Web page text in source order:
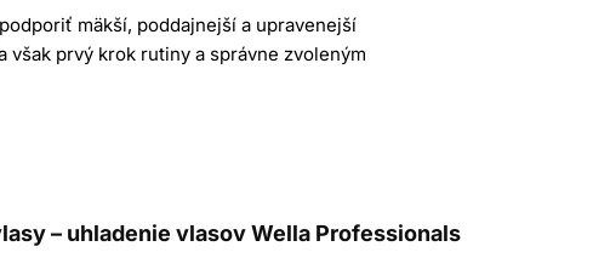
mäkší, poddajnejší a upravenejší
prvý krok rutiny a správne zvoleným
pocit.
správnou voľbou pre každého. Najprv
– uhladenie vlasov Wella Professionals